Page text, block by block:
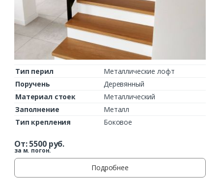
Тип перил
Металлические лофт
Поручень
Деревянный
Материал стоек
Металлический
Заполнение
Металл
Тип крепления
Боковое
От:5500руб.
за м. погон.
Подробнее